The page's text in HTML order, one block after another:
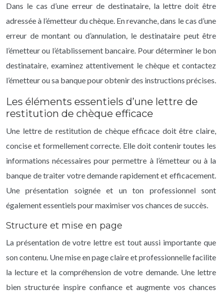
Dans le cas d’une erreur de destinataire, la lettre doit être
adressée à l’émetteur du chèque. En revanche, dans le cas d’une
erreur de montant ou d’annulation, le destinataire peut être
l’émetteur ou l’établissement bancaire. Pour déterminer le bon
destinataire, examinez attentivement le chèque et contactez
l’émetteur ou sa banque pour obtenir des instructions précises.
Les éléments essentiels d’une lettre de
restitution de chèque efficace
Une lettre de restitution de chèque efficace doit être claire,
concise et formellement correcte. Elle doit contenir toutes les
informations nécessaires pour permettre à l’émetteur ou à la
banque de traiter votre demande rapidement et efficacement.
Une présentation soignée et un ton professionnel sont
également essentiels pour maximiser vos chances de succès.
Structure et mise en page
La présentation de votre lettre est tout aussi importante que
son contenu. Une mise en page claire et professionnelle facilite
la lecture et la compréhension de votre demande. Une lettre
bien structurée inspire confiance et augmente vos chances